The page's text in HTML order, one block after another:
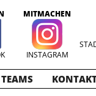
MITMACHEN
INSTAGRAM